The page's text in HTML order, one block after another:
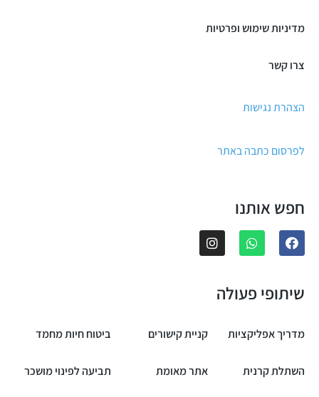
מדיניות שימוש ופרטיות
צרו קשר
הצהרת נגישות
לפרסום כתבה באתר
חפש אותנו
שיתופי פעולה
מדריך אפליקציות קניית קישורים ביטוח חיות מחמד
השתלת קרנית אתר מאומת תביעה לפינוי מושכר